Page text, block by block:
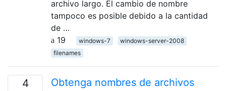
archivo largo. El cambio de nombre
tampoco es posible debido a la cantidad
de …
19
windows-7
windows-server-2008
filenames
4
Obtenga nombres de archivos